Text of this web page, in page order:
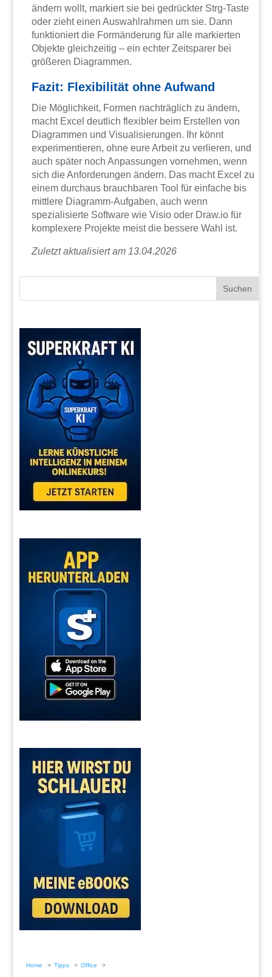
ändern wollt, markiert sie bei gedrückter Strg-Taste
oder zieht einen Auswahlrahmen um sie. Dann
funktioniert die Formänderung für alle markierten
Objekte gleichzeitig – ein echter Zeitsparer bei
größeren Diagrammen.
Fazit: Flexibilität ohne Aufwand
Die Möglichkeit, Formen nachträglich zu ändern,
macht Excel deutlich flexibler beim Erstellen von
Diagrammen und Visualisierungen. Ihr könnt
experimentieren, ohne eure Arbeit zu verlieren, und
auch später noch Anpassungen vornehmen, wenn
sich die Anforderungen ändern. Das macht Excel zu
einem durchaus brauchbaren Tool für einfache bis
mittlere Diagramm-Aufgaben, auch wenn
spezialisierte Software wie Visio oder Draw.io für
komplexere Projekte meist die bessere Wahl ist.
Zuletzt aktualisiert am 13.04.2026
Home Tipps Office